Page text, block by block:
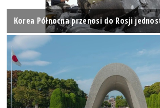
Korea Północna przenosi do Rosji